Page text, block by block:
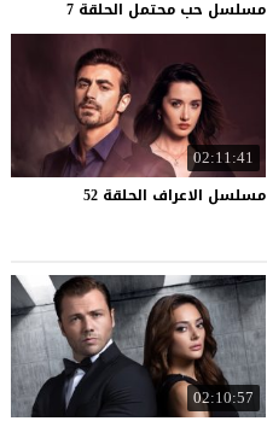
مسلسل حب محتمل الحلقة 7
02:11:41
مسلسل الاعراف الحلقة 52
02:10:57